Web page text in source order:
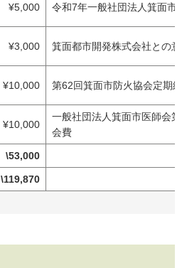
¥5,000 令和7年一般社団法人箕面市
¥3,000 箕面都市開発株式会社との
¥10,000 第62回箕面市防火協会定期
¥10,000
一般社団法人箕面市医師会
会費
\53,000
\119,870